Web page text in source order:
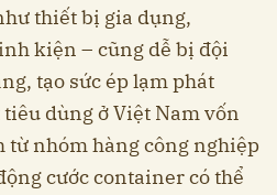
thiết bị gia dụng,
kiện – cũng dễ bị đội
tạo sức ép lạm phát
dùng ở Việt Nam vốn
từ nhóm hàng công nghiệp
cước container có thể